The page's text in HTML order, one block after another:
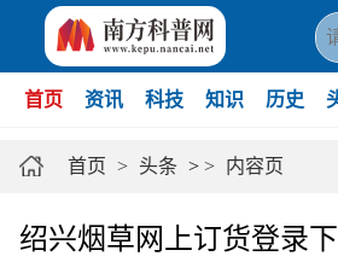
首页 资讯 科技 知识 历史
首页 > 头条 > > 内容页
绍兴烟草网上订货登录